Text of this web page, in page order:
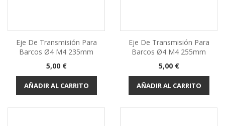
Eje De Transmisión Para
Barcos Ø4 M4 235mm
Precio
5,00 €
AÑADIR AL CARRITO
Eje De Transmisión Para
Barcos Ø4 M4 255mm
Precio
5,00 €
AÑADIR AL CARRITO